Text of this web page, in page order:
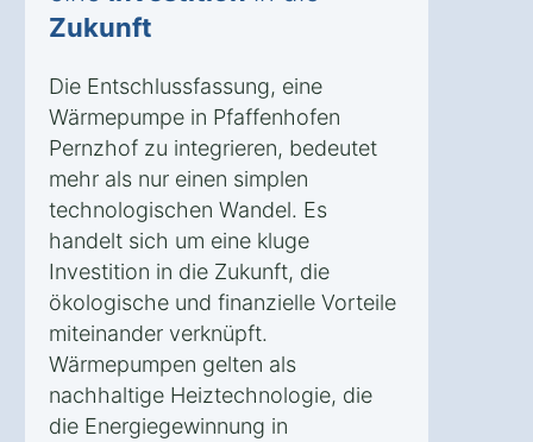
Zukunft
Die Entschlussfassung, eine
Wärmepumpe in Pfaffenhofen
Pernzhof zu integrieren, bedeutet
mehr als nur einen simplen
technologischen Wandel. Es
handelt sich um eine kluge
Investition in die Zukunft, die
ökologische und finanzielle Vorteile
miteinander verknüpft.
Wärmepumpen gelten als
nachhaltige Heiztechnologie, die
die Energiegewinnung in